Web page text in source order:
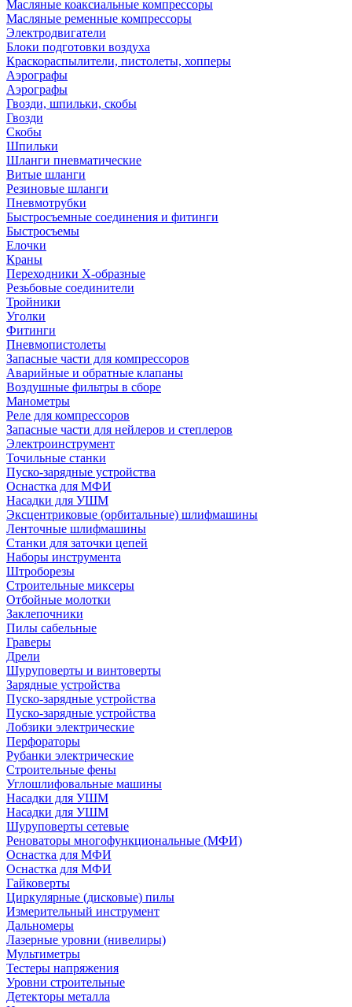
Масляные коаксиальные компрессоры
Масляные ременные компрессоры
Электродвигатели
Блоки подготовки воздуха
Краскораспылители, пистолеты, хопперы
Аэрографы
Аэрографы
Гвозди, шпильки, скобы
Гвозди
Скобы
Шпильки
Шланги пневматические
Витые шланги
Резиновые шланги
Пневмотрубки
Быстросъемные соединения и фитинги
Быстросъемы
Елочки
Краны
Переходники Х-образные
Резьбовые соединители
Тройники
Уголки
Фитинги
Пневмопистолеты
Запасные части для компрессоров
Аварийные и обратные клапаны
Воздушные фильтры в сборе
Манометры
Реле для компрессоров
Запасные части для нейлеров и степлеров
Электроинструмент
Точильные станки
Пуско-зарядные устройства
Оснастка для МФИ
Насадки для УШМ
Эксцентриковые (орбитальные) шлифмашины
Ленточные шлифмашины
Станки для заточки цепей
Наборы инструмента
Штроборезы
Строительные миксеры
Отбойные молотки
Заклепочники
Пилы сабельные
Граверы
Дрели
Шуруповерты и винтоверты
Зарядные устройства
Пуско-зарядные устройства
Пуско-зарядные устройства
Лобзики электрические
Перфораторы
Рубанки электрические
Строительные фены
Углошлифовальные машины
Насадки для УШМ
Насадки для УШМ
Шуруповерты сетевые
Реноваторы многофункциональные (МФИ)
Оснастка для МФИ
Оснастка для МФИ
Гайковерты
Циркулярные (дисковые) пилы
Измерительный инструмент
Дальномеры
Лазерные уровни (нивелиры)
Мультиметры
Тестеры напряжения
Уровни строительные
Детекторы металла